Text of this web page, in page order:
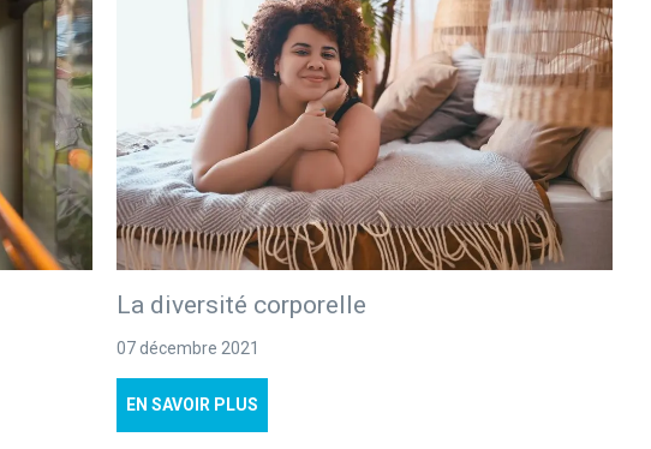
La diversité corporelle
07 décembre 2021
EN SAVOIR PLUS